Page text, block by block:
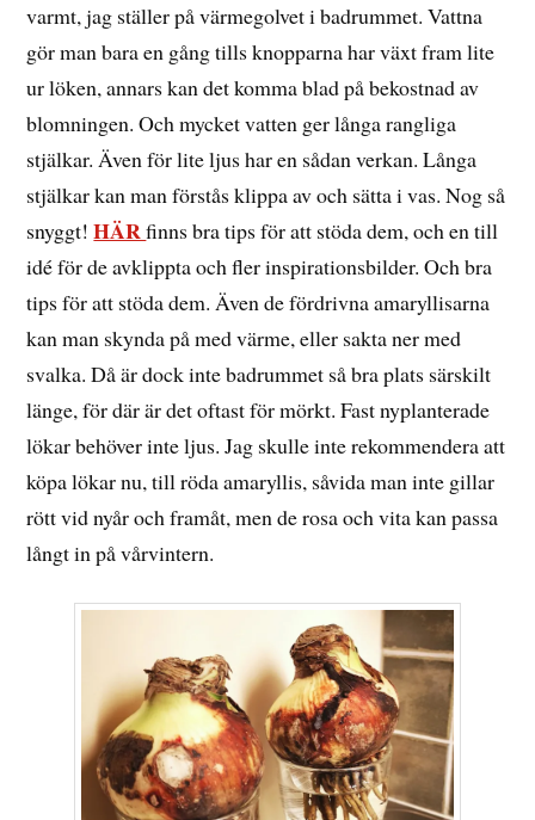
varmt, jag ställer på värmegolvet i badrummet. Vattna
gör man bara en gång tills knopparna har växt fram lite
ur löken, annars kan det komma blad på bekostnad av
blomningen. Och mycket vatten ger långa rangliga
stjälkar. Även för lite ljus har en sådan verkan. Långa
stjälkar kan man förstås klippa av och sätta i vas. Nog så
snyggt!HÄRfinns bra tips för att stöda dem, och en till
idé för de avklippta och fler inspirationsbilder. Och bra
tips för att stöda dem. Även de fördrivna amaryllisarna
kan man skynda på med värme, eller sakta ner med
svalka. Då är dock inte badrummet så bra plats särskilt
länge, för där är det oftast för mörkt. Fast nyplanterade
lökar behöver inte ljus. Jag skulle inte rekommendera att
köpa lökar nu, till röda amaryllis, såvida man inte gillar
rött vid nyår och framåt, men de rosa och vita kan passa
långt in på vårvintern.